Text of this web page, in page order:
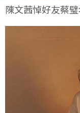
陳文茜悼好友蔡